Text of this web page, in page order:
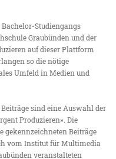
Studiengangs
Graubünden und der
auf dieser Plattform
so die nötige
Umfeld in Medien und
Beiträge sind eine Auswahl der
Produzieren». Die
gekennzeichneten Beiträge
vom Institut für Multimedia
veranstalteten